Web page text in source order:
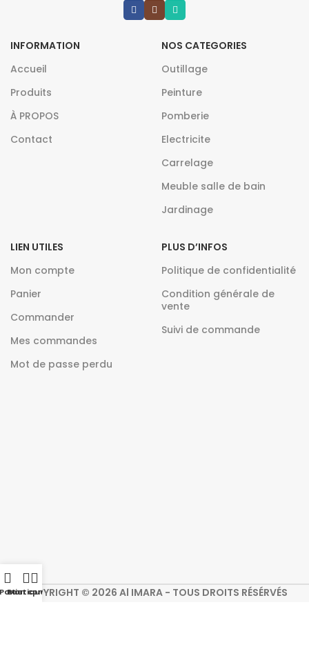
INFORMATION
Accueil
Produits
À PROPOS
Contact
NOS CATEGORIES
Outillage
Peinture
Pomberie
Electricite
Carrelage
Meuble salle de bain
Jardinage
LIEN UTILES
Mon compte
Panier
Commander
Mes commandes
Mot de passe perdu
PLUS D’INFOS
Politique de confidentialité
Condition générale de
vente
Suivi de commande
COPYRIGHT © 2026 Al IMARA - TOUS DROITS RÉSÉRVÉS
Panier
Boutique
Mon compte